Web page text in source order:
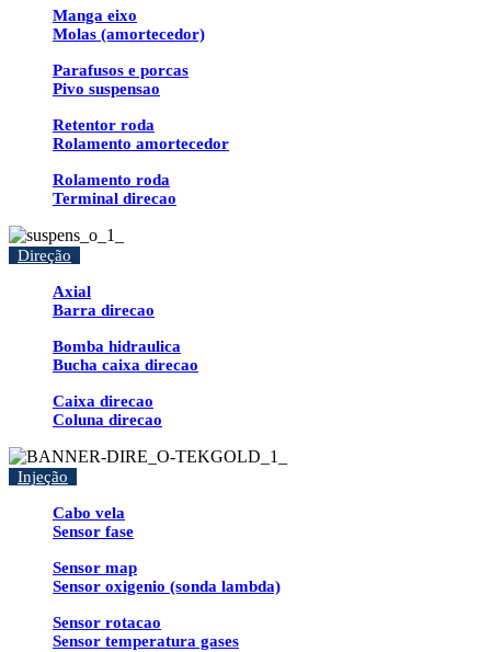
Manga eixo
Molas (amortecedor)
Parafusos e porcas
Pivo suspensao
Retentor roda
Rolamento amortecedor
Rolamento roda
Terminal direcao
Direção
Axial
Barra direcao
Bomba hidraulica
Bucha caixa direcao
Caixa direcao
Coluna direcao
Injeção
Cabo vela
Sensor fase
Sensor map
Sensor oxigenio (sonda lambda)
Sensor rotacao
Sensor temperatura gases